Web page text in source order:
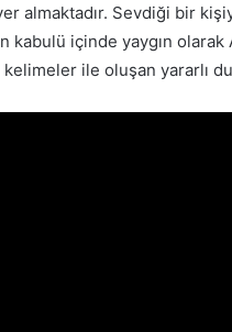
almaktadır. Sevdiği bir
kabulü içinde yaygın
ile oluşan yararlı